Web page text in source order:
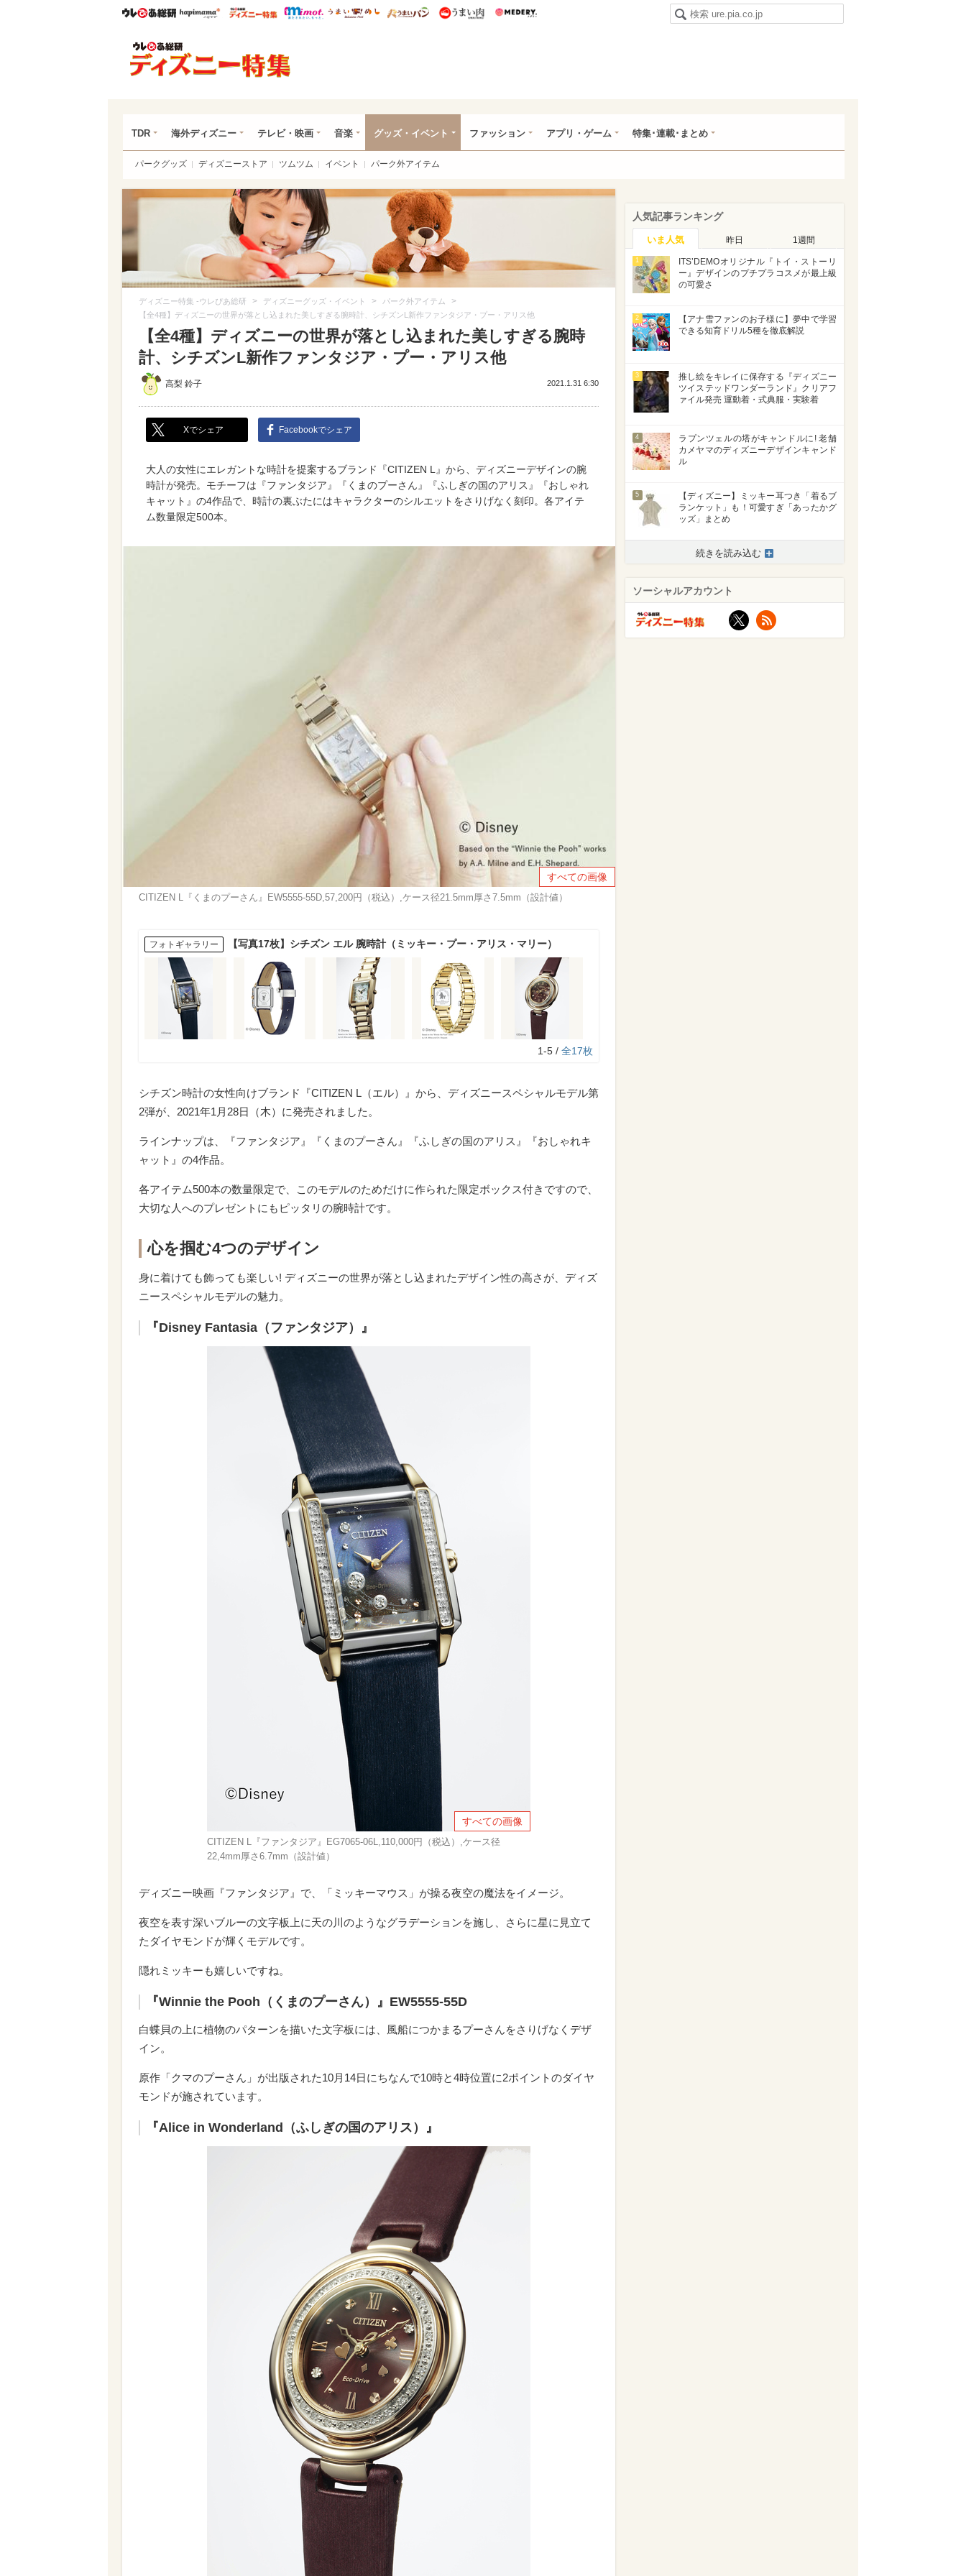
ウレぴあ総研ハピママ* ウレぴあ総研 ディズニー特集
mimot. うまいめし うまいパン うまい肉
TDR 海外ディズニー テレビ・映画 音楽 グッズ・イベント ファッション アプリ・ゲーム 特集･連載･まとめ
パークグッズ ディズニーストア ツムツム イベント パーク外アイテム
ディズニー特集 -ウレぴあ総研 > ディズニーグッズ・イベント > パーク外アイテム >
【全4種】ディズニーの世界が落とし込まれた美しすぎる腕時計、シチズンL新作ファンタジア・プー・アリス他
【全4種】ディズニーの世界が落とし込まれた美しすぎる腕時
計、シチズンL新作ファンタジア・プー・アリス他
高梨 鈴子 2021.1.31 6:30
Xでシェア Facebookでシェア
大人の女性にエレガントな時計を提案するブランド『CITIZEN L』から、ディズニーデザインの腕
時計が発売。モチーフは『ファンタジア』『くまのプーさん』『ふしぎの国のアリス』『おしゃれ
キャット』の4作品で、時計の裏ぶたにはキャラクターのシルエットをさりげなく刻印。各アイテ
ム数量限定500本。
すべての画像
CITIZEN L『くまのプーさん』EW5555-55D,57,200円（税込）,ケース径21.5mm厚さ7.5mm（設計値）
フォトギャラリー 【写真17枚】シチズン エル 腕時計（ミッキー・プー・アリス・マリー）
1-5 / 全17枚
シチズン時計の女性向けブランド『CITIZEN L（エル）』から、ディズニースペシャルモデル第
2弾が、2021年1月28日（木）に発売されました。
ラインナップは、『ファンタジア』『くまのプーさん』『ふしぎの国のアリス』『おしゃれキ
ャット』の4作品。
各アイテム500本の数量限定で、このモデルのためだけに作られた限定ボックス付きですので、
大切な人へのプレゼントにもピッタリの腕時計です。
心を掴む4つのデザイン
身に着けても飾っても楽しい! ディズニーの世界が落とし込まれたデザイン性の高さが、ディズ
ニースペシャルモデルの魅力。
『Disney Fantasia（ファンタジア）』
すべての画像
CITIZEN L『ファンタジア』EG7065-06L,110,000円（税込）,ケース径
22,4mm厚さ6.7mm（設計値）
ディズニー映画『ファンタジア』で、「ミッキーマウス」が操る夜空の魔法をイメージ。
夜空を表す深いブルーの文字板上に天の川のようなグラデーションを施し、さらに星に見立て
たダイヤモンドが輝くモデルです。
隠れミッキーも嬉しいですね。
『Winnie the Pooh（くまのプーさん）』EW5555-55D
白蝶貝の上に植物のパターンを描いた文字板には、風船につかまるプーさんをさりげなくデザ
イン。
原作「クマのプーさん」が出版された10月14日にちなんで10時と4時位置に2ポイントのダイヤ
モンドが施されています。
『Alice in Wonderland（ふしぎの国のアリス）』
人気記事ランキング
いま人気 昨日 1週間
1
ITS’DEMOオリジナル『トイ・ストーリ
ー』デザインのプチプラコスメが最上級
の可愛さ
2
【アナ雪ファンのお子様に】夢中で学習
できる知育ドリル5種を徹底解説
3
推し絵をキレイに保存する『ディズニー
ツイステッドワンダーランド』クリアフ
ァイル発売 運動着・式典服・実験着
4
ラプンツェルの塔がキャンドルに! 老舗
カメヤマのディズニーデザインキャンド
ル
5
【ディズニー】ミッキー耳つき「着るブ
ランケット」も！可愛すぎ「あったかグ
ッズ」まとめ
続きを読み込む
ソーシャルアカウント
X